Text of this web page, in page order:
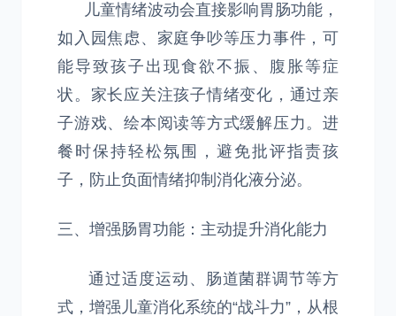
儿童情绪波动会直接影响胃肠功能，
如入园焦虑、家庭争吵等压力事件，可
能导致孩子出现食欲不振、腹胀等症
状。家长应关注孩子情绪变化，通过亲
子游戏、绘本阅读等方式缓解压力。进
餐时保持轻松氛围，避免批评指责孩
子，防止负面情绪抑制消化液分泌。
三、增强肠胃功能：主动提升消化能力
通过适度运动、肠道菌群调节等方
式，增强儿童消化系统的“战斗力”，从根